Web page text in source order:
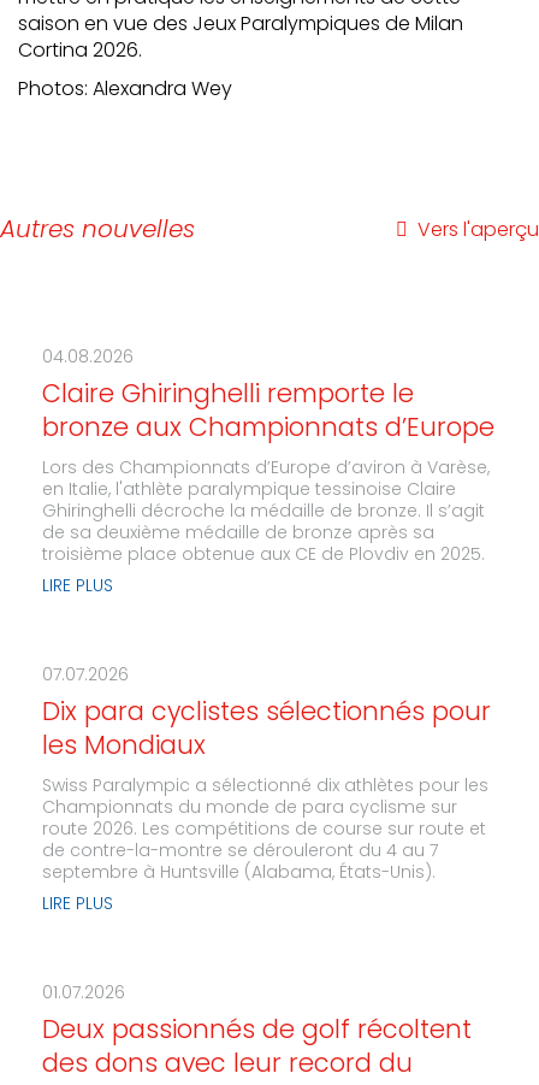
saison en vue des Jeux Paralympiques de Milan
Cortina 2026.
Photos: Alexandra Wey
Vers l'aperçu
Autres nouvelles
04.08.2026
Claire Ghiringhelli remporte le
bronze aux Championnats d’Europe
Lors des Championnats d’Europe d’aviron à Varèse,
en Italie, l'athlète paralympique tessinoise Claire
Ghiringhelli décroche la médaille de bronze. Il s’agit
de sa deuxième médaille de bronze après sa
troisième place obtenue aux CE de Plovdiv en 2025.
LIRE PLUS
07.07.2026
Dix para cyclistes sélectionnés pour
les Mondiaux
Swiss Paralympic a sélectionné dix athlètes pour les
Championnats du monde de para cyclisme sur
route 2026. Les compétitions de course sur route et
de contre-la-montre se dérouleront du 4 au 7
septembre à Huntsville (Alabama, États-Unis).
LIRE PLUS
01.07.2026
Deux passionnés de golf récoltent
des dons avec leur record du